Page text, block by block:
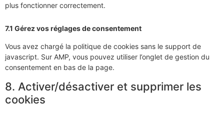
plus fonctionner correctement.
7.1 Gérez vos réglages de consentement
Vous avez chargé la politique de cookies sans le support de
javascript. Sur AMP, vous pouvez utiliser l’onglet de gestion du
consentement en bas de la page.
8. Activer/désactiver et supprimer les
cookies